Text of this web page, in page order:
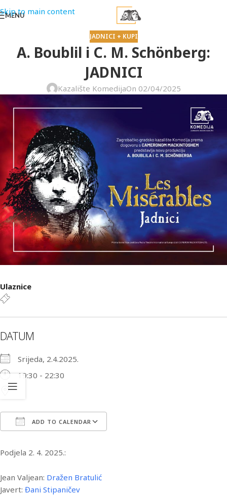
Skip to main content
MENU
JADNICI + KUPI
A. Boublil i C. M. Schönberg:
JADNICI
Kazalište KomedijaOn 02/04/2025
Ulaznice
DATUM
Srijeda, 2.4.2025.
19:30 - 22:30
ADD TO CALENDAR
Podjela 2. 4. 2025.:
Jean Valjean: Dražen Bratulić
Javert: Đani Stipaničev